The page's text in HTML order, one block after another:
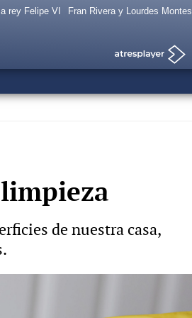
rey Felipe VI Fran Rivera y Lourdes Montes
de nuestra casa,